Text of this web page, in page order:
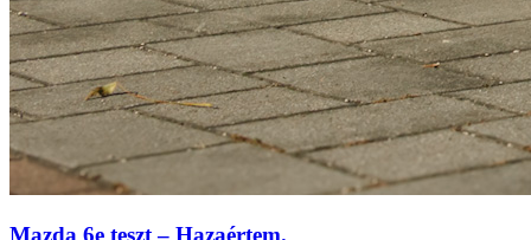
Mazda 6e teszt – Hazaértem.